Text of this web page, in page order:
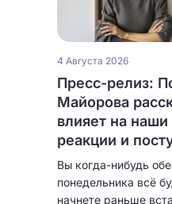
4 Августа 2026
Пресс-релиз:
Майорова
влияет на
реакции и
Вы когда-нибудь
понедельника всё
начнете раньше